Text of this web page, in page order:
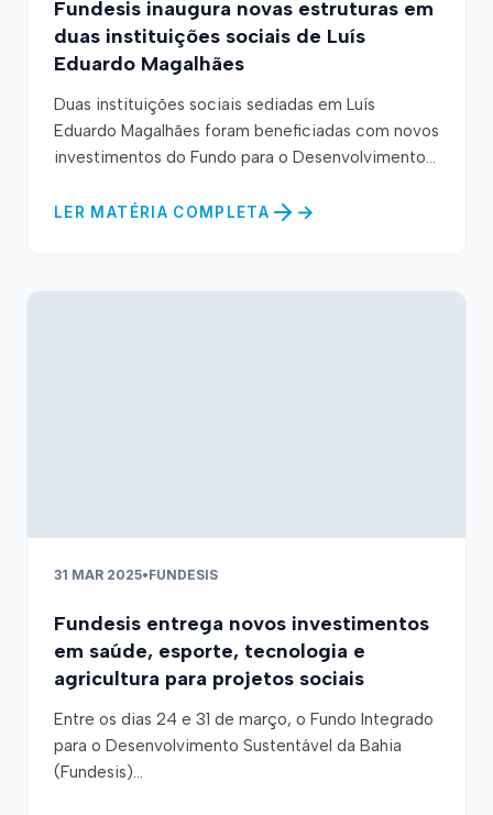
Fundesis inaugura novas estruturas em
duas instituições sociais de Luís
Eduardo Magalhães
Duas instituições sociais sediadas em Luís
Eduardo Magalhães foram beneficiadas com novos
investimentos do Fundo para o Desenvolvimento...
LER MATÉRIA COMPLETA
31 MAR 2025•FUNDESIS
Fundesis entrega novos investimentos
em saúde, esporte, tecnologia e
agricultura para projetos sociais
Entre os dias 24 e 31 de março, o Fundo Integrado
para o Desenvolvimento Sustentável da Bahia
(Fundesis)...